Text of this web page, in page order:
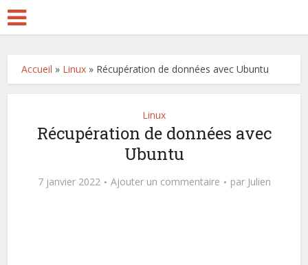
Accueil » Linux » Récupération de données avec Ubuntu
Linux
Récupération de données avec
Ubuntu
7 janvier 2022 Ajouter un commentaire par Julien